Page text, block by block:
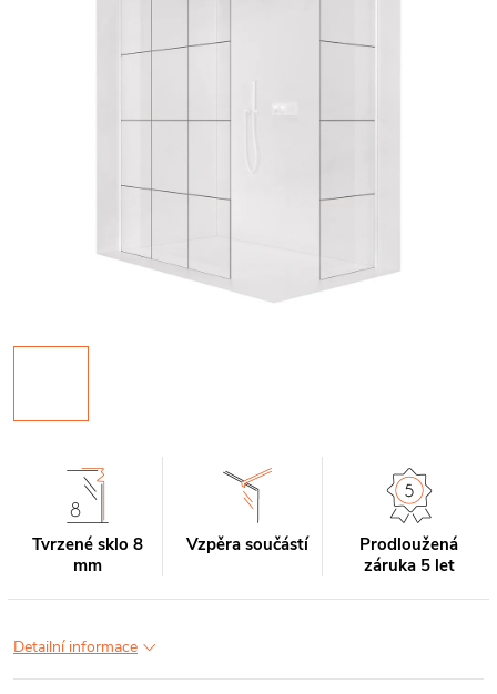
Tvrzené sklo 8
mm
Vzpěra součástí
Prodloužená
záruka 5 let
Detailní informace